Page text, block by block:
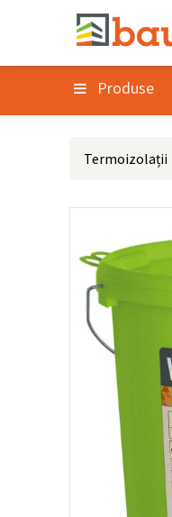
Produse
Termoizolații